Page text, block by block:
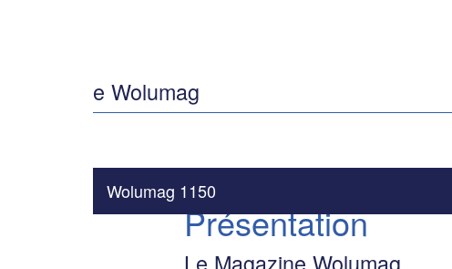
e Wolumag